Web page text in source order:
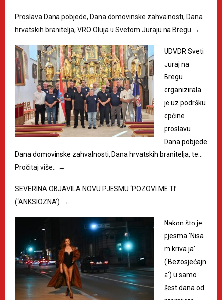
Proslava Dana pobjede, Dana domovinske zahvalnosti, Dana
hrvatskih branitelja, VRO Oluja u Svetom Juraju na Bregu →
UDVDR Sveti
Juraj na
Bregu
organizirala
je uz podršku
općine
proslavu
Dana pobjede
Dana domovinske zahvalnosti, Dana hrvatskih branitelja, te…
Pročitaj više…
→
SEVERINA OBJAVILA NOVU PJESMU ‘POZOVI ME TI’
(‘ANKSIOZNA’) →
Nakon što je
pjesma 'Nisa
m kriva ja'
('Bezosjećajn
a') u samo
šest dana od